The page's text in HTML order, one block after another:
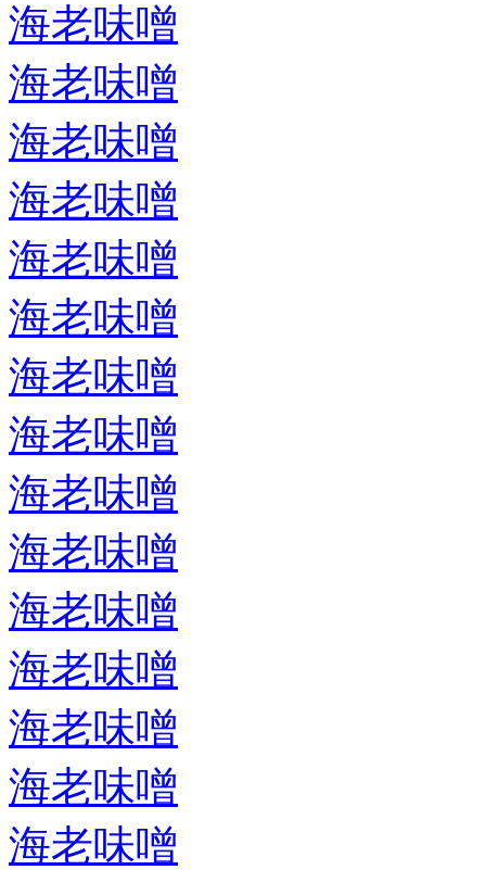
海老味噌
海老味噌
海老味噌
海老味噌
海老味噌
海老味噌
海老味噌
海老味噌
海老味噌
海老味噌
海老味噌
海老味噌
海老味噌
海老味噌
海老味噌